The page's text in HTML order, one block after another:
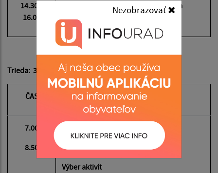
Nezobrazovať
14.30 –
16.00
Hry a hrové činnosti, hodnotenie dňa
DENNÝ PORIADOK
Trieda: 3 - 4, 4 -5, ročné deti
ČAS ČINNOSTI
7.00
8.50
Sústreďovanie - schádzanie sa
Hry a hrové činnosti
Výber aktivít